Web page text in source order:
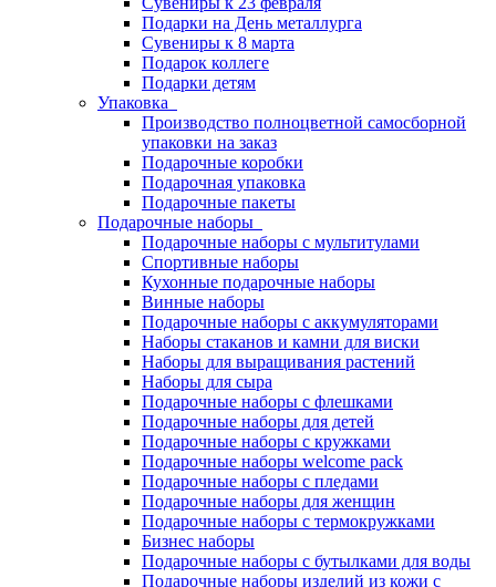
Подарки на День металлурга
Сувениры к 8 марта
Подарок коллеге
Подарки детям
Упаковка
Производство полноцветной самосборной
упаковки на заказ
Подарочные коробки
Подарочная упаковка
Подарочные пакеты
Подарочные наборы
Подарочные наборы с мультитулами
Спортивные наборы
Кухонные подарочные наборы
Винные наборы
Подарочные наборы с аккумуляторами
Наборы стаканов и камни для виски
Наборы для выращивания растений
Наборы для сыра
Подарочные наборы с флешками
Подарочные наборы для детей
Подарочные наборы с кружками
Подарочные наборы welcome pack
Подарочные наборы с пледами
Подарочные наборы для женщин
Подарочные наборы с термокружками
Бизнес наборы
Подарочные наборы с бутылками для воды
Подарочные наборы изделий из кожи с